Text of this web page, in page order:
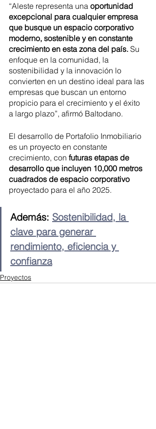
“Aleste representa una oportunidad
excepcional para cualquier empresa
que busque un espacio corporativo
moderno, sostenible y en constante
crecimiento en esta zona del país. Su
enfoque en la comunidad, la
sostenibilidad y la innovación lo
convierten en un destino ideal para las
empresas que buscan un entorno
propicio para el crecimiento y el éxito
a largo plazo”, afirmó Baltodano.
El desarrollo de Portafolio Inmobiliario
es un proyecto en constante
crecimiento, con futuras etapas de
desarrollo que incluyen 10,000 metros
cuadrados de espacio corporativo
proyectado para el año 2025.
Además: Sostenibilidad, la
clave para generar
rendimiento, eficiencia y
confianza
Proyectos